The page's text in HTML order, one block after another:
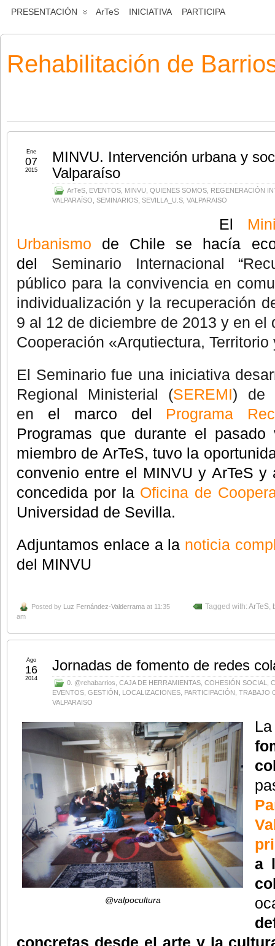
PRESENTACIÓN ArTeS INICIATIVA PARTICIPA
Rehabilitación de
MINVU. Intervención urbana y
Valparaíso
ArTeS EVENTOS MINVU QUIENES SOMOS REGENERACIÓN
VALPARAÍSO SEMINARIOS SEVILLA_U.S VALPARAISO
Ene
07
2015
El
Urbanismo de Chile se hacía
del Seminario Internacional
público para la convivencia en
individualización y la recuperación
9 al 12 de diciembre de 2013 y en el
Cooperación «Arqutiectura,
El Seminario fue una iniciativa
Regional Ministerial (SEREMI) de
en el marco del Programa
Programas que durante el
miembro de ArTeS, tuvo la
convenio entre el MINVU y ArTeS
concedida por la Oficina de
Universidad de Sevilla.
Adjuntamos enlace a la noticia
del MINVU
Posted by Luz Fernández-Valderrama at 11:35
am
Tagged with: ArTeS
Jornadas de fomento de redes
0. @rehabarrios CAJA DE HERRAMIENTAS COHESIÓN SOCIAL
EVENTOS GESTIÓN LOCALIZACIONES PARTICIPACIÓN TRABAJO
VALPARAISO
Ago
16
2014
@valpocultura
a
concretas desde el arte y la